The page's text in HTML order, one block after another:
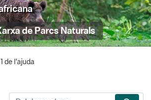
de Parcs Naturals
de l'ajuda